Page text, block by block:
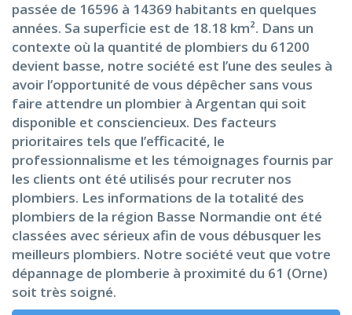
passée de 16596 à 14369 habitants en quelques
années. Sa superficie est de 18.18 km². Dans un
contexte où la quantité de plombiers du 61200
devient basse, notre société est l’une des seules à
avoir l’opportunité de vous dépêcher sans vous
faire attendre un plombier à Argentan qui soit
disponible et consciencieux. Des facteurs
prioritaires tels que l’efficacité, le
professionnalisme et les témoignages fournis par
les clients ont été utilisés pour recruter nos
plombiers. Les informations de la totalité des
plombiers de la région Basse Normandie ont été
classées avec sérieux afin de vous débusquer les
meilleurs plombiers. Notre société veut que votre
dépannage de plomberie à proximité du 61 (Orne)
soit très soigné.